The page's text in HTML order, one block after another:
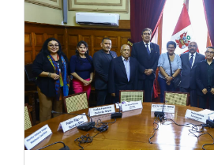
Propuestas
El problema se agrava porque, de
instituciones educativas y 633
multigrados supervisados por la
que en un 31 % de todos ellos no
de incidencias, se carecía de plan